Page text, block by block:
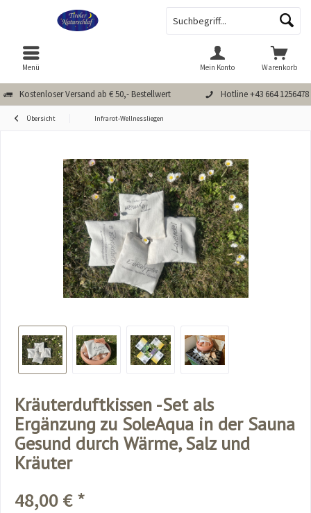
Kostenloser Versand ab € 50,- Bestellwert Hotline +43 664 1256478
Menü Warenkorb
Mein Konto
Übersicht Infrarot-Wellnessliegen
Kräuterduftkissen -Set als
Ergänzung zu SoleAqua in der Sauna
Gesund durch Wärme, Salz und
Kräuter
48,00 € *